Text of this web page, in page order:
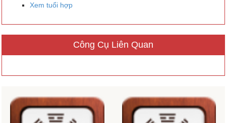
Xem tuổi hợp
Công Cụ Liên Quan